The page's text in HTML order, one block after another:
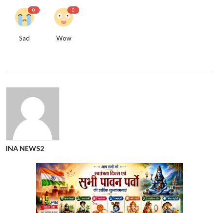
0
Sad
0
Wow
INA NEWS2